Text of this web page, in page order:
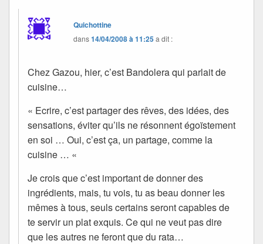
Quichottine
dans14/04/2008 à 11:25a dit :
Chez Gazou, hier, c’est Bandolera qui parlait de
cuisine…
« Ecrire, c’est partager des rêves, des idées, des
sensations, éviter qu’ils ne résonnent égoïstement
en soi … Oui, c’est ça, un partage, comme la
cuisine … «
Je crois que c’est important de donner des
ingrédients, mais, tu vois, tu as beau donner les
mêmes à tous, seuls certains seront capables de
te servir un plat exquis. Ce qui ne veut pas dire
que les autres ne feront que du rata…